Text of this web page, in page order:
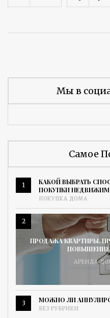
Мы в
Самое
1
КАКОЙ ВЫБРАТЬ
ПОКУПКИ
ПОКУПКА ДОМА
2
ПРОДАЖА КВАРТИРЫ.
ПОВЫШЕНИЕ
АРЕНДА
3 МОЖНО ЛИ
БЕЗ РУБРИКИ